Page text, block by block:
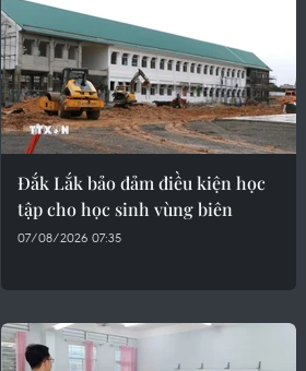
Đắk Lắk bảo đảm điều kiện học
tập cho học sinh vùng biên
07/08/2026 07:35